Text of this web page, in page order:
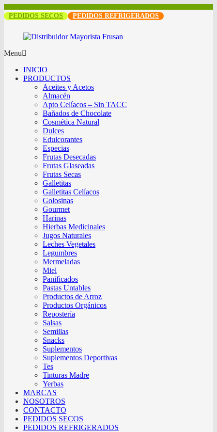
PEDIDOS SECOS PEDIDOS REFRIGERADOS
Menu
INICIO
PRODUCTOS
Aceites y Acetos
Almacén
Apto Celíacos – Sin TACC
Bañados de Chocolate
Cosmética Natural
Dulces
Edulcorantes
Especias
Frutas Desecadas
Frutas Glaseadas
Frutas Secas
Galletitas
Galletitas Celíacos
Golosinas
Gourmet
Harinas
Hierbas Medicinales
Jugos Naturales
Leches Vegetales
Legumbres
Mermeladas
Miel
Panificados
Pastas Untables
Productos de Arroz
Productos Orgánicos
Repostería
Salsas
Semillas
Snacks
Suplementos
Suplementos Deportivas
Tes
Tinturas Madre
Yerbas
MARCAS
NOSOTROS
CONTACTO
PEDIDOS SECOS
PEDIDOS REFRIGERADOS